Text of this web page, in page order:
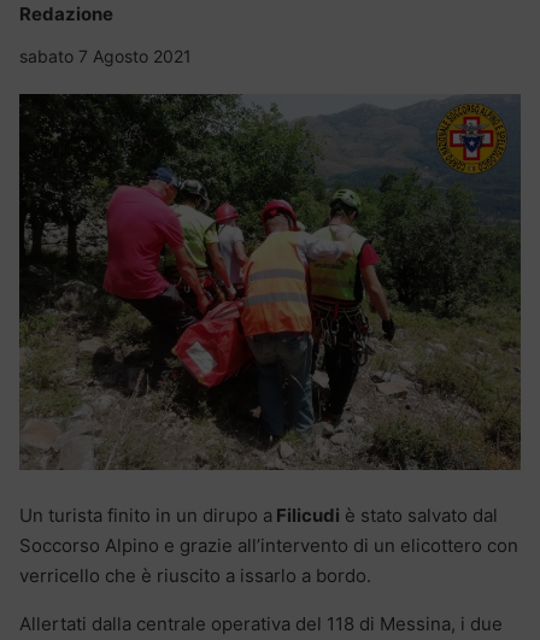
Redazione
sabato 7 Agosto 2021
Un turista finito in un dirupo a Filicudi è stato salvato dal
Soccorso Alpino e grazie all’intervento di un elicottero con
verricello che è riuscito a issarlo a bordo.
Allertati dalla centrale operativa del 118 di Messina, i due